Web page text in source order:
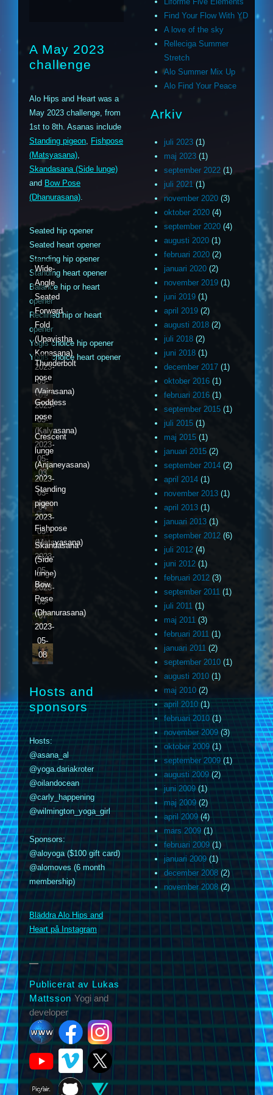
A May 2023
challenge
Alo Hips and Heart was a
May 2023 challenge, from
1st to 8th. Asanas include
Standing pigeon
Fishpose
(Matsyasana)
Skandasana (Side lunge)
and Bow Pose
(Dhanurasana)
Seated hip opener
Seated heart opener
Standing hip opener
Standing heart opener
Balance hip or heart
opener
Reclined hip or heart
opener
Yogis choice hip opener
Yogis choice heart opener
Wide-
Angle
Seated
Forward
Fold
(Upavistha
Konasana)
2023-
05-
01
Thunderbolt
pose
(Vajrasana)
2023-
05-
02
Goddess
pose
(Kalyasana)
2023-
05-
03
Crescent
lunge
(Anjaneyasana)
2023-
05-
04
Standing
pigeon
2023-
05-
05
Fishpose
(Matsyasana)
2023-
05-
06
Skandasana
(Side
lunge)
2023-
05-
07
Bow
Pose
(Dhanurasana)
2023-
05-
08
Hosts and
sponsors
Hosts:
@asana_al
@yoga.dariakroter
@oilandocean
@carly_happening
@wilmington_yoga_girl
Sponsors:
@aloyoga ($100 gift card)
@alomoves (6 month
membership)
Bläddra Alo Hips and
Heart på Instagram
Publicerat av Lukas
Mattsson Yogi and
developer
Find Your Flow With YD
A love of the sky
Relleciga Summer
Stretch
Alo Summer Mix Up
Alo Find Your Peace
Arkiv
juli 2023 (1)
maj 2023 (1)
september 2022 (1)
juli 2021 (1)
november 2020 (3)
oktober 2020 (4)
september 2020 (4)
augusti 2020 (1)
februari 2020 (2)
januari 2020 (2)
november 2019 (1)
juni 2019 (1)
april 2019 (2)
augusti 2018 (2)
juli 2018 (2)
juni 2018 (1)
december 2017 (1)
oktober 2016 (1)
februari 2016 (1)
september 2015 (1)
juli 2015 (1)
maj 2015 (1)
januari 2015 (2)
september 2014 (2)
april 2014 (1)
november 2013 (1)
april 2013 (1)
januari 2013 (1)
september 2012 (6)
juli 2012 (4)
juni 2012 (1)
februari 2012 (3)
september 2011 (1)
juli 2011 (1)
maj 2011 (3)
februari 2011 (1)
januari 2011 (2)
september 2010 (1)
augusti 2010 (1)
maj 2010 (2)
april 2010(1)
februari 2010 (1)
november 2009 (3)
oktober 2009 (1)
september 2009(1)
augusti 2009(2)
juni 2009 (1)
maj 2009 (2)
april 2009(4)
mars 2009 (1)
februari 2009(1)
januari 2009 (1)
december 2008 (2)
november 2008(2)